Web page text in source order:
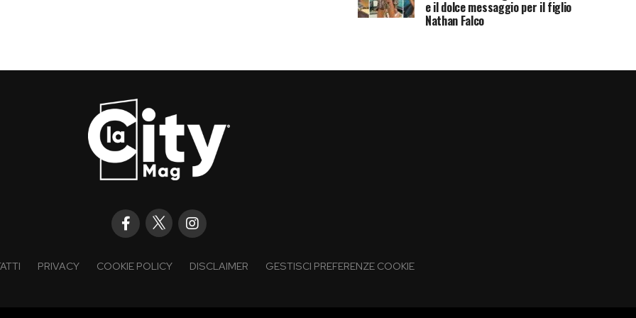
e il dolce messaggio per il figlio
Nathan Falco
PRIVACY COOKIE POLICY DISCLAIMER GESTISCI PREFERENZE COOKIE